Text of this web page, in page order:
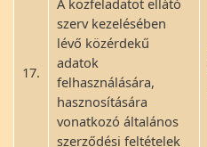
17.
A közfeladatot ellátó
szerv kezelésében
lévő közérdekű
adatok
felhasználására,
hasznosítására
vonatkozó általános
szerződési feltételek